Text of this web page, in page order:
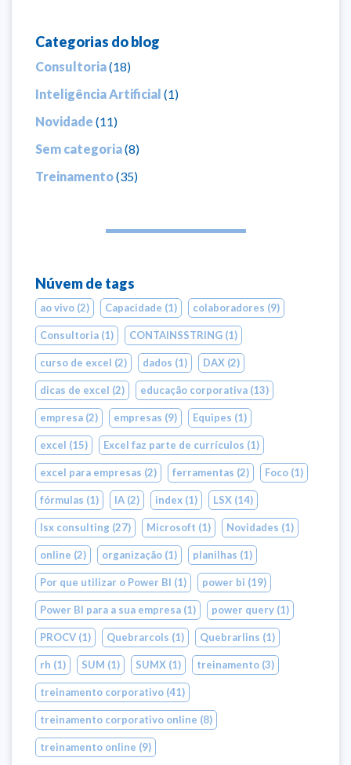
Categorias do blog
Consultoria(18)
Inteligência Artificial (1)
Novidade (11)
Sem categoria(8)
Treinamento(35)
Núvem de tags
ao vivo (2) Capacidade (1) colaboradores (9)
Consultoria (1) CONTAINSSTRING (1)
curso de excel (2) dados (1) DAX (2)
dicas de excel (2) educação corporativa (13)
empresa (2) empresas (9) Equipes (1)
excel (15) Excel faz parte de currículos (1)
excel para empresas (2) ferramentas (2) Foco (1)
fórmulas (1) IA (2) index (1) LSX (14)
lsx consulting (27) Microsoft (1) Novidades (1)
online (2) organização (1) planilhas (1)
Por que utilizar o Power BI (1) power bi (19)
Power BI para a sua empresa (1) power query (1)
PROCV (1) Quebrarcols (1) Quebrarlins (1)
rh (1) SUM (1) SUMX (1) treinamento (3)
treinamento corporativo (41)
treinamento corporativo online (8)
treinamento online (9)